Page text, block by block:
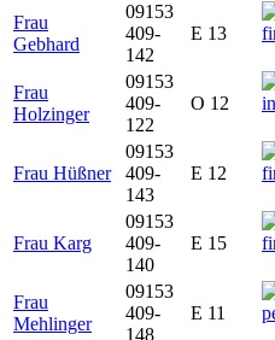
Frau
Gebhard
09153
409-
142
E 13
Frau
Holzinger
09153
409-
122
O 12
Frau Hüßner
09153
409-
143
E 12
Frau Karg
09153
409-
140
E 15
Frau
Mehlinger
09153
409-
148
E 11